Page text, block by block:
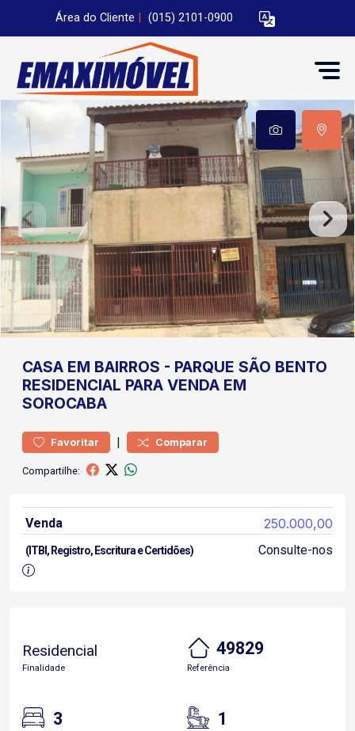
Área do Cliente (015) 2101-0900
CASA EM BAIRROS - PARQUE SÃO BENTO
RESIDENCIAL PARA VENDA EM
SOROCABA
Favoritar | Comparar
Compartilhe:
Venda 250.000,00
(ITBI, Registro, Escritura e Certidões) Consulte-nos
Residencial
Finalidade
49829
Referência
3 1